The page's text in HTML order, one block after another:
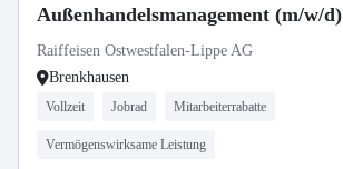
Außenhandelsmanagement (m/w/d)
Raiffeisen Ostwestfalen-Lippe AG
Brenkhausen
Vollzeit Jobrad Mitarbeiterrabatte
Vermögenswirksame Leistung